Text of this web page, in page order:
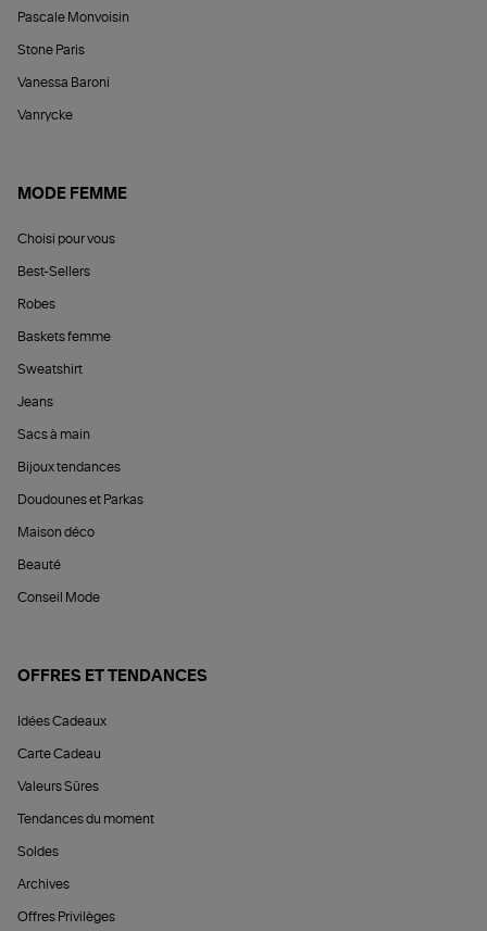
Pascale Monvoisin
Stone Paris
Vanessa Baroni
Vanrycke
MODE FEMME
Choisi pour vous
Best-Sellers
Robes
Baskets femme
Sweatshirt
Jeans
Sacs à main
Bijoux tendances
Doudounes et Parkas
Maison déco
Beauté
Conseil Mode
OFFRES ET TENDANCES
Idées Cadeaux
Carte Cadeau
Valeurs Sûres
Tendances du moment
Soldes
Archives
Offres Privilèges